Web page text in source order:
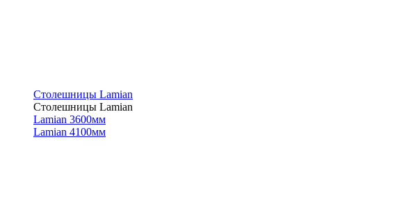
Столешницы Lamian
Столешницы Lamian
Lamian 3600мм
Lamian 4100мм